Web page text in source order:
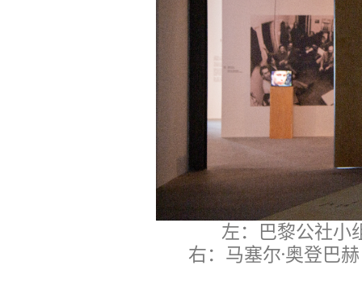
左：巴黎公社小
右：马塞尔·奥登巴